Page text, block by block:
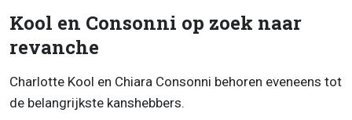
Kool en Consonni op zoek naar
revanche
Charlotte Kool en Chiara Consonni behoren eveneens tot
de belangrijkste kanshebbers.